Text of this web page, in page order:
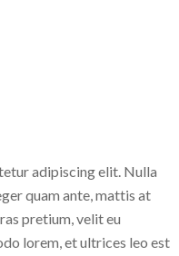
adipiscing elit. Nulla
quam ante, mattis at
pretium, velit eu
lorem, et ultrices leo est